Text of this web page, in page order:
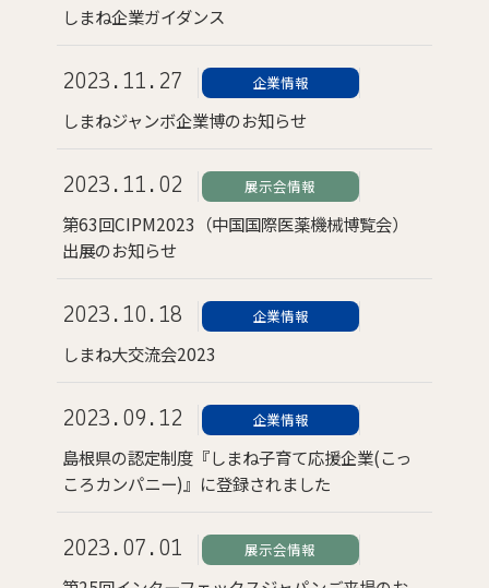
しまね企業ガイダンス
2023.11.27 企業情報
しまねジャンボ企業博のお知らせ
2023.11.02 展示会情報
第63回CIPM2023（中国国際医薬機械博覧会）
出展のお知らせ
2023.10.18 企業情報
しまね大交流会2023
2023.09.12 企業情報
島根県の認定制度『しまね子育て応援企業(こっ
ころカンパニー)』に登録されました
2023.07.01 展示会情報